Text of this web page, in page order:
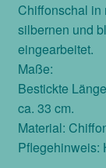
Chiffonschal in
silbernen und
eingearbeitet.
Maße:
Bestickte
ca. 33 cm.
Material:
Pflegehinweis: